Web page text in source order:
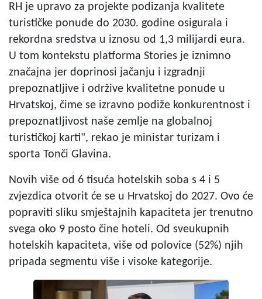
RH je upravo za projekte podizanja kvalitete
turističke ponude do 2030. godine osigurala i
rekordna sredstva u iznosu od 1,3 milijardi eura.
U tom kontekstu platforma Stories je iznimno
značajna jer doprinosi jačanju i izgradnji
prepoznatljive i održive kvalitetne ponude u
Hrvatskoj, čime se izravno podiže konkurentnost i
prepoznatljivost naše zemlje na globalnoj
turističkoj karti", rekao je ministar turizam i
sporta Tonči Glavina.
Novih više od 6 tisuća hotelskih soba s 4 i 5
zvjezdica otvorit će se u Hrvatskoj do 2027. Ovo će
popraviti sliku smještajnih kapaciteta jer trenutno
svega oko 9 posto čine hoteli. Od sveukupnih
hotelskih kapaciteta, više od polovice (52%) njih
pripada segmentu više i visoke kategorije.